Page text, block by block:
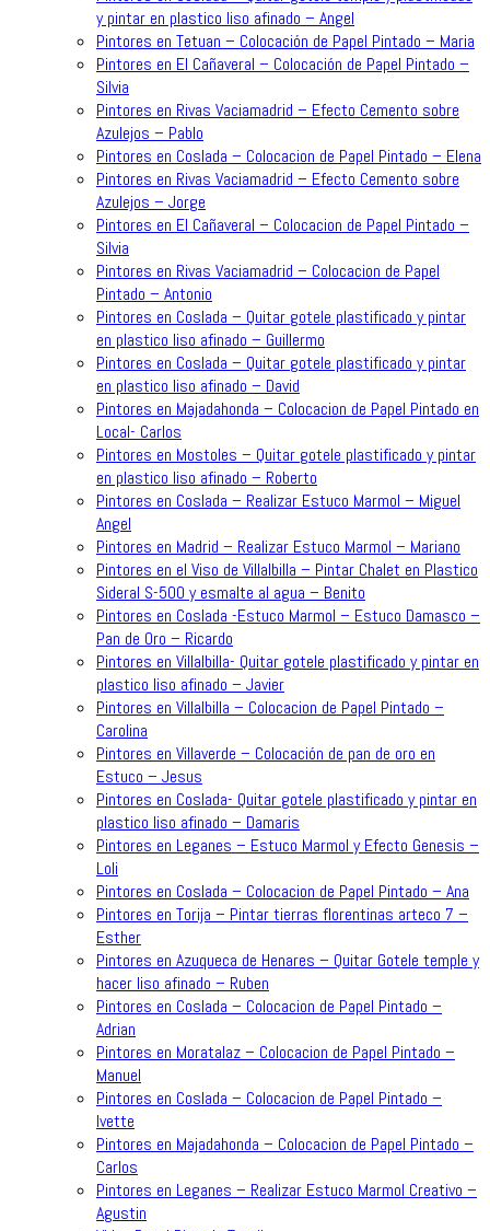
y pintar en plastico liso afinado – Angel
Pintores en Tetuan – Colocación de Papel Pintado – Maria
Pintores en El Cañaveral – Colocación de Papel Pintado –
Silvia
Pintores en Rivas Vaciamadrid – Efecto Cemento sobre
Azulejos – Pablo
Pintores en Coslada – Colocacion de Papel Pintado – Elena
Pintores en Rivas Vaciamadrid – Efecto Cemento sobre
Azulejos – Jorge
Pintores en El Cañaveral – Colocacion de Papel Pintado –
Silvia
Pintores en Rivas Vaciamadrid – Colocacion de Papel
Pintado – Antonio
Pintores en Coslada – Quitar gotele plastificado y pintar
en plastico liso afinado – Guillermo
Pintores en Coslada – Quitar gotele plastificado y pintar
en plastico liso afinado – David
Pintores en Majadahonda – Colocacion de Papel Pintado en
Local- Carlos
Pintores en Mostoles – Quitar gotele plastificado y pintar
en plastico liso afinado – Roberto
Pintores en Coslada – Realizar Estuco Marmol – Miguel
Angel
Pintores en Madrid – Realizar Estuco Marmol – Mariano
Pintores en el Viso de Villalbilla – Pintar Chalet en Plastico
Sideral S-500 y esmalte al agua – Benito
Pintores en Coslada -Estuco Marmol – Estuco Damasco –
Pan de Oro – Ricardo
Pintores en Villalbilla- Quitar gotele plastificado y pintar en
plastico liso afinado – Javier
Pintores en Villalbilla – Colocacion de Papel Pintado –
Carolina
Pintores en Villaverde – Colocación de pan de oro en
Estuco – Jesus
Pintores en Coslada- Quitar gotele plastificado y pintar en
plastico liso afinado – Damaris
Pintores en Leganes – Estuco Marmol y Efecto Genesis –
Loli
Pintores en Coslada – Colocacion de Papel Pintado – Ana
Pintores en Torija – Pintar tierras florentinas arteco 7 –
Esther
Pintores en Azuqueca de Henares – Quitar Gotele temple y
hacer liso afinado – Ruben
Pintores en Coslada – Colocacion de Papel Pintado –
Adrian
Pintores en Moratalaz – Colocacion de Papel Pintado –
Manuel
Pintores en Coslada – Colocacion de Papel Pintado –
Ivette
Pintores en Majadahonda – Colocacion de Papel Pintado –
Carlos
Pintores en Leganes – Realizar Estuco Marmol Creativo –
Agustin